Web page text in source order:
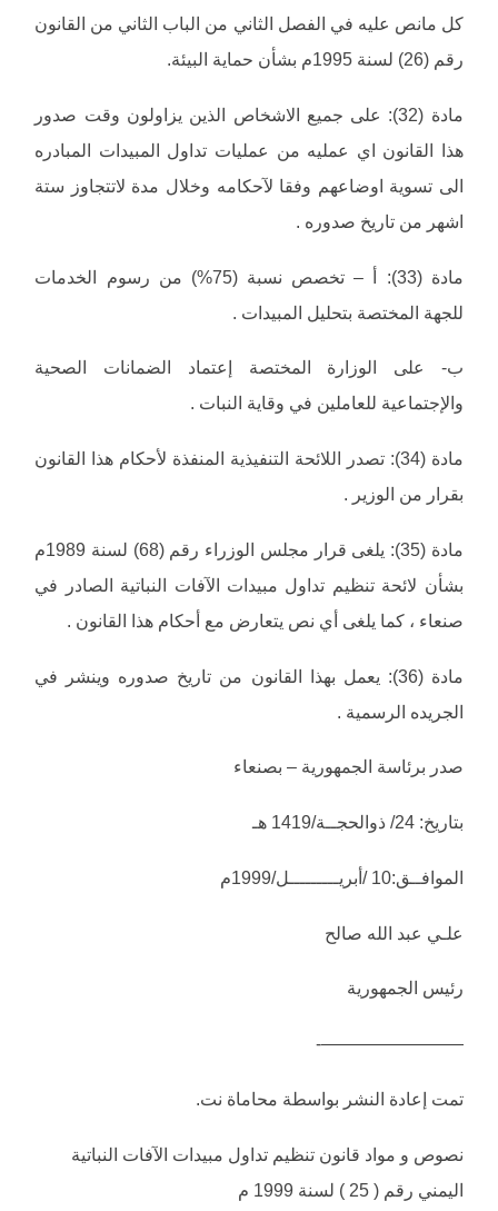
كل مانص عليه في الفصل الثاني من الباب الثاني من القانون
رقم (26) لسنة 1995م بشأن حماية البيئة.
مادة (32): على جميع الاشخاص الذين يزاولون وقت صدور
هذا القانون اي عمليه من عمليات تداول المبيدات المبادره
الى تسوية اوضاعهم وفقا لآحكامه وخلال مدة لاتتجاوز ستة
اشهر من تاريخ صدوره .
مادة (33): أ – تخصص نسبة (75%) من رسوم الخدمات
للجهة المختصة بتحليل المبيدات .
ب- على الوزارة المختصة إعتماد الضمانات الصحية
والإجتماعية للعاملين في وقاية النبات .
مادة (34): تصدر اللائحة التنفيذية المنفذة لأحكام هذا القانون
بقرار من الوزير .
مادة (35): يلغى قرار مجلس الوزراء رقم (68) لسنة 1989م
بشأن لائحة تنظيم تداول مبيدات الآفات النباتية الصادر في
صنعاء ، كما يلغى أي نص يتعارض مع أحكام هذا القانون .
مادة (36): يعمل بهذا القانون من تاريخ صدوره وينشر في
الجريده الرسمية .
صدر برئاسة الجمهورية – بصنعاء
بتاريخ: 24/ ذوالحجــة/1419 هـ
الموافــق:10 /أبريـــــــــل/1999م
علـي عبد الله صالح
رئيس الجمهورية
————————-
تمت إعادة النشر بواسطة محاماة نت.
نصوص و مواد قانون تنظيم تداول مبيدات الآفات النباتية
اليمني رقم ( 25 ) لسنة 1999 م